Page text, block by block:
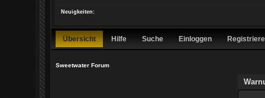
Neuigkeiten:
Übersicht Hilfe Suche Einloggen
Sweetwater Forum